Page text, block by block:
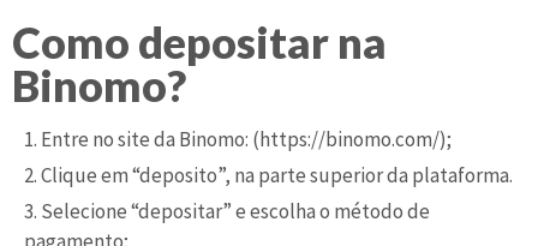
Como depositar na
Binomo?
Entre no site da Binomo: (https://binomo.com/);
Clique em “deposito”, na parte superior da plataforma.
Selecione “depositar” e escolha o método de